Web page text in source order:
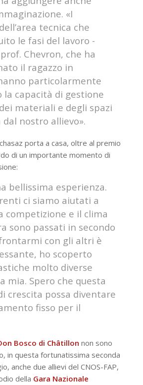
«I
tecnica che
le fasi del lavoro -
Chevron, che ha
il ragazzo in
particolarmente
la capacità di gestione
materiali e degli spazi
nostro allievo».
porta a casa, oltre al premio
di un importante momento di
bellissima esperienza.
ci siamo aiutati a
competizione e il clima
sono passati in secondo
con gli altri è
ho scoperto
molto diverse
mia. Spero che questa
crescita possa diventare
fisso per il
Bosco di Châtillon non sono
in questa fortunatissima seconda
anche due allievi del CNOS-FAP,
della Gara Nazionale